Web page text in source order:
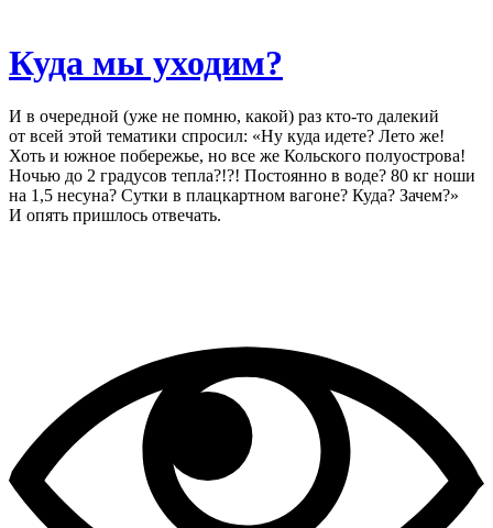
Куда мы уходим?
И в очередной (уже не помню, какой) раз кто-то далекий
от всей этой тематики спросил: «Ну куда идете? Лето же!
Хоть и южное побережье, но все же Кольского полуострова!
Ночью до 2 градусов тепла?!?! Постоянно в воде? 80 кг ноши
на 1,5 несуна? Сутки в плацкартном вагоне? Куда? Зачем?»
И опять пришлось отвечать.